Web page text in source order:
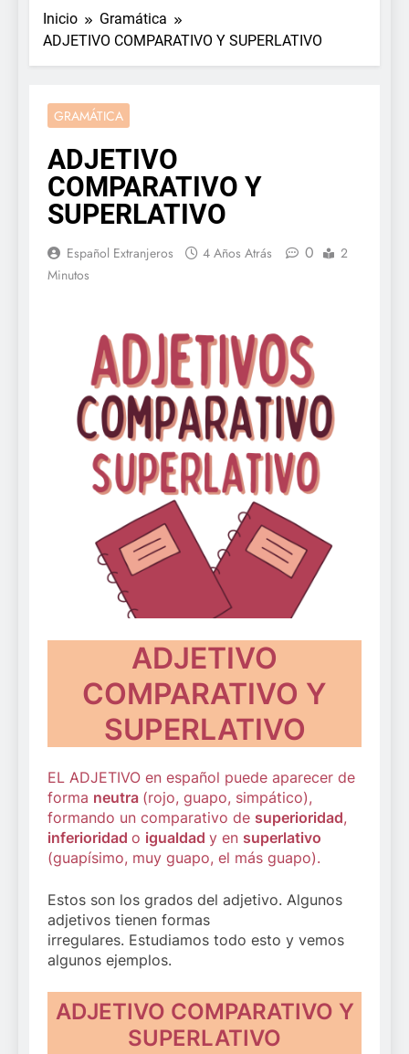
Inicio
Gramática
ADJETIVO COMPARATIVO Y SUPERLATIVO
GRAMÁTICA
ADJETIVO
COMPARATIVO Y
SUPERLATIVO
Español Extranjeros 4 Años Atrás 0
2
Minutos
ADJETIVO
COMPARATIVO Y
SUPERLATIVO
EL ADJETIVO en español puede aparecer de
forma neutra (rojo, guapo, simpático),
formando un comparativo de superioridad,
inferioridad o igualdad y en superlativo
(guapísimo, muy guapo, el más guapo).
Estos son los grados del adjetivo. Algunos
adjetivos tienen formas
irregulares. Estudiamos todo esto y vemos
algunos ejemplos.
ADJETIVO COMPARATIVO Y
SUPERLATIVO